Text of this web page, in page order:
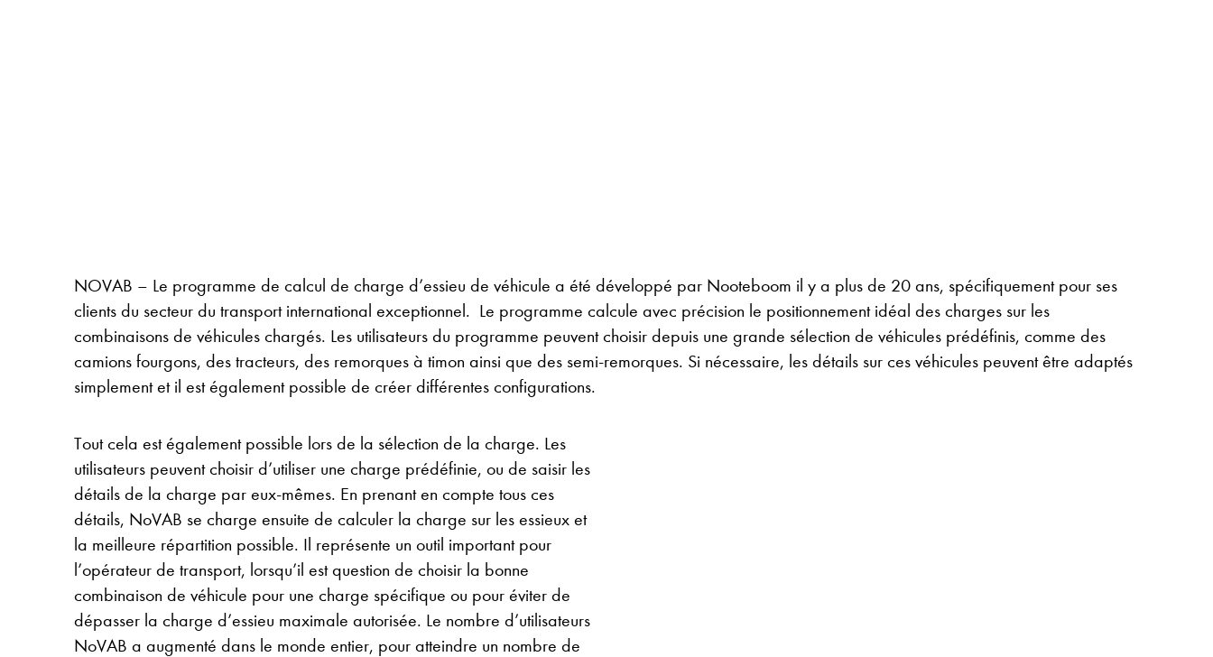
NOVAB – Le programme de calcul de charge d’essieu de véhicule a été développé par Nooteboom il y a plus de 20 ans, spécifiquement pour ses
clients du secteur du transport international exceptionnel. Le programme calcule avec précision le positionnement idéal des charges sur les
combinaisons de véhicules chargés. Les utilisateurs du programme peuvent choisir depuis une grande sélection de véhicules prédéfinis, comme des
camions fourgons, des tracteurs, des remorques à timon ainsi que des semi-remorques. Si nécessaire, les détails sur ces véhicules peuvent être adaptés
simplement et il est également possible de créer différentes configurations.
Tout cela est également possible lors de la sélection de la charge. Les
utilisateurs peuvent choisir d’utiliser une charge prédéfinie, ou de saisir les
détails de la charge par eux-mêmes. En prenant en compte tous ces
détails, NoVAB se charge ensuite de calculer la charge sur les essieux et
la meilleure répartition possible. Il représente un outil important pour
l’opérateur de transport, lorsqu’il est question de choisir la bonne
combinaison de véhicule pour une charge spécifique ou pour éviter de
dépasser la charge d’essieu maximale autorisée. Le nombre d’utilisateurs
NoVAB a augmenté dans le monde entier, pour atteindre un nombre de